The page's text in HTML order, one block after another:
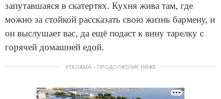
запутавшаяся в скатертях. Кухня жива там, где
можно за стойкой рассказать свою жизнь бармену, и
он выслушает вас, да ещё подаст к вину тарелку с
горячей домашней едой.
РЕКЛАМА – ПРОДОЛЖЕНИЕ НИЖЕ